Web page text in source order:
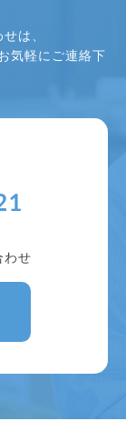
は、
気軽にご連絡下
わせ